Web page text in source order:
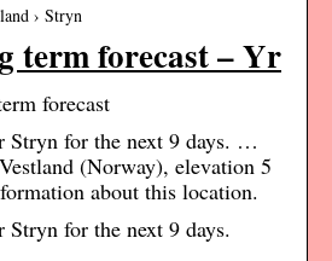
› Stryn
term forecast – Yr
forecast
Stryn for the next 9 days. …
(Norway), elevation 5
about this location.
Stryn for the next 9 days.